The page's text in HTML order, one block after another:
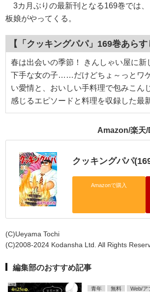
3カ月ぶりの最新刊となる169巻では
板娘がやってくる。
【「クッキングパパ」169巻あらす
春は出会いの季節！ きんしゃい屋に
下手な女の子……だけどちょ～っとワ
い愛情と、おいしい手料理で包みこん
感じるエピソードと料理を収録した最
Amazon/楽天/
クッキングパパ
Amazonで購入
(C)Ueyama Tochi
(C)2008-2024 Kodansha Ltd. All Rights
編集部のおすすめ記事
青年 無料 Web/ア